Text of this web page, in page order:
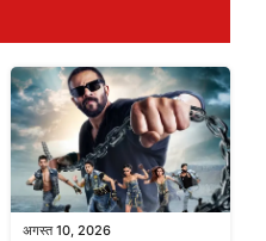
अगस्त 10, 2026